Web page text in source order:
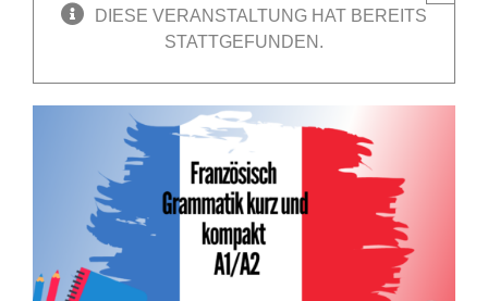
DIESE VERANSTALTUNG HAT BEREITS
STATTGEFUNDEN.